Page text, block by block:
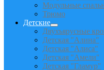
Модульные
Трюмо
Детские
Двухъярусные
Детская "Алина"
Детская "Алиса"
Детская "Амели"
Детская "Гламур"